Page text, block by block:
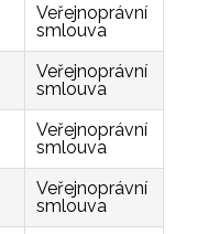
Veřejnoprávní
smlouva
Veřejnoprávní
smlouva
Veřejnoprávní
smlouva
Veřejnoprávní
smlouva